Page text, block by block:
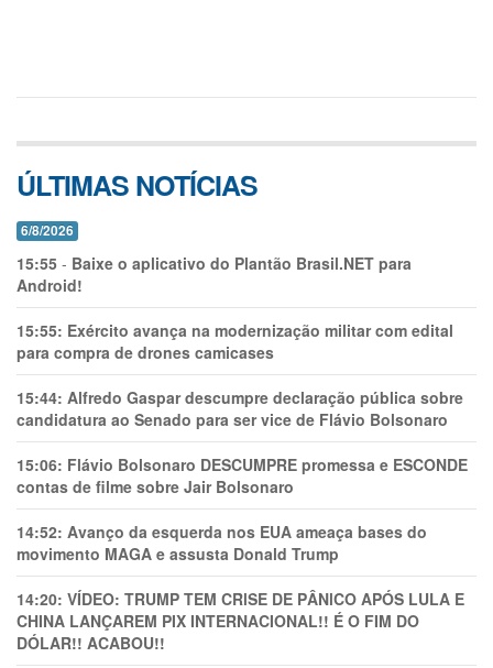
ÚLTIMAS NOTÍCIAS
6/8/2026
15:55 - Baixe o aplicativo do Plantão Brasil.NET para
Android!
15:55: Exército avança na modernização militar com edital
para compra de drones camicases
15:44: Alfredo Gaspar descumpre declaração pública sobre
candidatura ao Senado para ser vice de Flávio Bolsonaro
15:06: Flávio Bolsonaro DESCUMPRE promessa e ESCONDE
contas de filme sobre Jair Bolsonaro
14:52: Avanço da esquerda nos EUA ameaça bases do
movimento MAGA e assusta Donald Trump
14:20: VÍDEO: TRUMP TEM CRlSE DE PÂNlCO APÓS LULA E
CHINA LANÇAREM PIX INTERNACIONAL!! É O FIM DO
DÓLAR!! ACABOU!!